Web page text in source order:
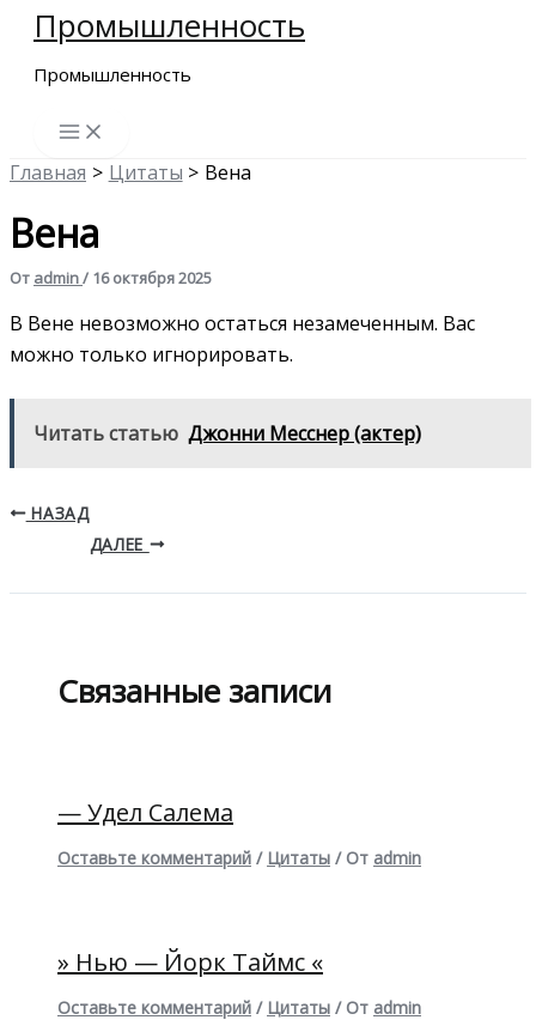
Перейти
содержимому
Промышленность
Промышленность
Главная Цитаты Вена
Вена
От admin/ 16 октября 2025
В Вене невозможно остаться незамеченным. Вас
можно только игнорировать.
Читать статью Джонни Месснер (актер)
НАЗАД
ДАЛЕЕ
Связанные записи
— Удел Салема
Оставьте комментарий / Цитаты / От admin
» Нью — Йорк Таймс «
Оставьте комментарий / Цитаты / От admin